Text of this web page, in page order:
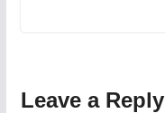
Leave a Reply